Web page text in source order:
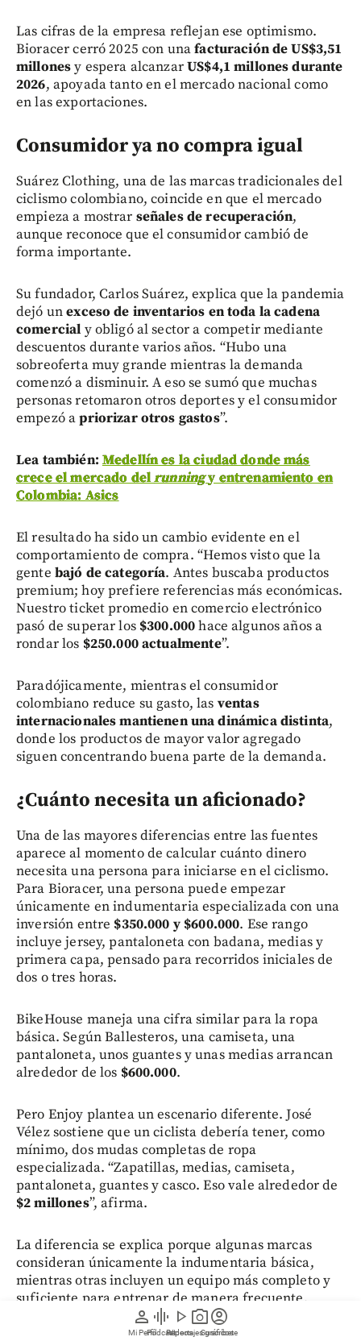
person
Mi Perfil
graphic_eq
Pódcast
play_arrow
Videos
photo_camera
Reportajes gráficos
account_circle
Suscríbete
Las cifras de la empresa reflejan ese optimismo.
Bioracer cerró 2025 con unafacturación de US$3,51
millonesy espera alcanzarUS$4,1 millones durante
2026, apoyada tanto en el mercado nacional como
en las exportaciones.
Consumidor ya no compra igual
Suárez Clothing, una de las marcas tradicionales del
ciclismo colombiano, coincide en que el mercado
empieza a mostrar señales de recuperación,
aunque reconoce que el consumidor cambió de
forma importante.
Su fundador, Carlos Suárez, explica que la pandemia
dejó unexceso de inventarios en toda la cadena
comercial y obligó al sector a competir mediante
descuentos durante varios años. “Hubo una
sobreoferta muy grande mientras la demanda
comenzó a disminuir. A eso se sumó que muchas
personas retomaron otros deportes y el consumidor
empezó apriorizar otros gastos”.
Lea también: Medellín es la ciudad donde más
crece el mercado delrunningy entrenamiento en
Colombia: Asics
El resultado ha sido un cambio evidente en el
comportamiento de compra. “Hemos visto que la
gente bajó de categoría. Antes buscaba productos
premium; hoy prefiere referencias más económicas.
Nuestro ticket promedio en comercio electrónico
pasó de superar los $300.000hace algunos años a
rondar los $250.000 actualmente”.
Paradójicamente, mientras el consumidor
colombiano reduce su gasto, las ventas
internacionales mantienen una dinámica distinta,
donde los productos de mayor valor agregado
siguen concentrando buena parte de la demanda.
¿Cuánto necesita un aficionado?
Una de las mayores diferencias entre las fuentes
aparece al momento de calcular cuánto dinero
necesita una persona para iniciarse en el ciclismo.
Para Bioracer, una persona puede empezar
únicamente en indumentaria especializada con una
inversión entre $350.000 y $600.000. Ese rango
incluye jersey, pantaloneta con badana, medias y
primera capa, pensado para recorridos iniciales de
dos o tres horas.
BikeHouse maneja una cifra similar para la ropa
básica. Según Ballesteros, una camiseta, una
pantaloneta, unos guantes y unas medias arrancan
alrededor de los $600.000.
Pero Enjoy plantea un escenario diferente. José
Vélez sostiene que un ciclista debería tener, como
mínimo, dos mudas completas de ropa
especializada. “Zapatillas, medias, camiseta,
pantaloneta, guantes y casco. Eso vale alrededor de
$2 millones”, afirma.
La diferencia se explica porque algunas marcas
consideran únicamente la indumentaria básica,
mientras otras incluyen un equipo más completo y
suficiente para entrenar de manera frecuente.